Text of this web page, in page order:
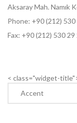
Aksaray Mah. Namık
Phone: +90 (212) 530
Fax: +90 (212) 530 29
< class="widget-